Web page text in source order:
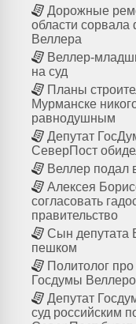
Дорожные
области сорвала
Веллера
Веллер-
на суд
Планы
Мурманске
равнодушным
Депутат
СеверПост
Веллер подал
Алексея
согласовать
правительство
Сын депутата
пешком
Политолог
Госдумы
Депутат
суд российским